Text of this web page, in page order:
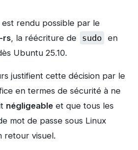
rendu possible par le
rs, la réécriture de sudo
en
Ubuntu 25.10.
justifient cette décision par le
en termes de sécurité à ne
négligeable et que tous les
mot de passe sous Linux
retour visuel.